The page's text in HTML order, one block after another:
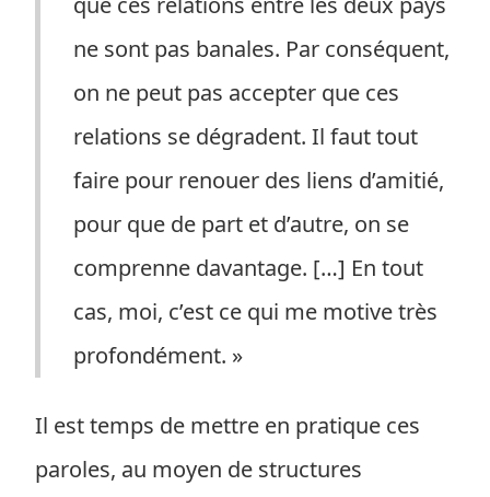
ne sont pas banales. Par conséquent,
on ne peut pas accepter que ces
relations se dégradent. Il faut tout
faire pour renouer des liens d’amitié,
pour que de part et d’autre, on se
comprenne davantage. […] En tout
cas, moi, c’est ce qui me motive très
profondément. »
Il est temps de mettre en pratique ces
paroles, au moyen de structures